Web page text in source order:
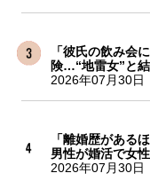
「彼氏の飲み会
険…“地雷女”と
2026年07月30日
「離婚歴がある
男性が婚活で女
2026年07月30日